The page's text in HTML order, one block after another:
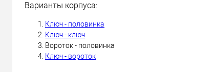
Варианты корпуса:
Ключ - половинка
Ключ - ключ
Вороток - половинка
Ключ - вороток